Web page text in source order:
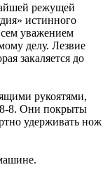
режущей
истинного
уважением
делу. Лезвие
закаляется до
рукоятями,
8. Они покрыты
удерживать нож